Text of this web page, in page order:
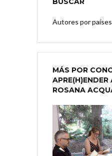
Autores por países
MÁS POR
ROSANA